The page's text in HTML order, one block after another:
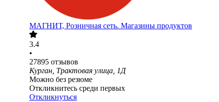
МАГНИТ, Розничная сеть. Магазины продуктов
3.4
•
27895 отзывов
Курган, Трактовая улица, 1Д
Можно без резюме
Откликнитесь среди первых
Откликнуться